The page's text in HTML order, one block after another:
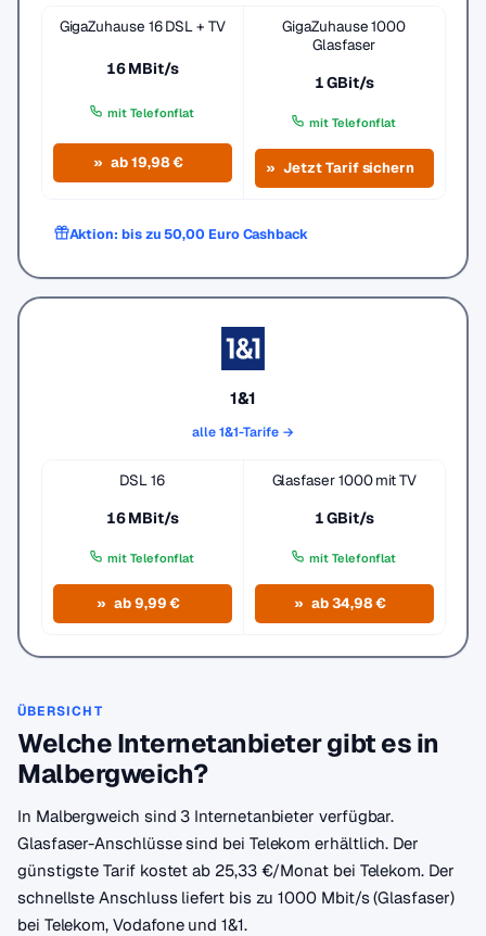
GigaZuhause 16 DSL + TV
16 MBit/s
mit Telefonflat
ab 19,98 €
GigaZuhause 1000
Glasfaser
1 GBit/s
mit Telefonflat
Jetzt Tarif sichern
Aktion: bis zu 50,00 Euro Cashback
1&1
alle 1&1-Tarife →
DSL 16
16 MBit/s
mit Telefonflat
ab 9,99 €
Glasfaser 1000 mit TV
1 GBit/s
mit Telefonflat
ab 34,98 €
ÜBERSICHT
Welche Internetanbieter gibt es in
Malbergweich?
In Malbergweich sind 3 Internetanbieter verfügbar.
Glasfaser-Anschlüsse sind bei Telekom erhältlich. Der
günstigste Tarif kostet ab 25,33 €/Monat bei Telekom. Der
schnellste Anschluss liefert bis zu 1000 Mbit/s (Glasfaser)
bei Telekom, Vodafone und 1&1.